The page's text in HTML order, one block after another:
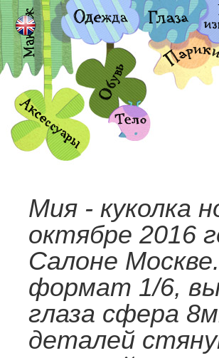
Мия - куколка
октябре 2016
Салоне Москве.
формат 1/6,
глаза сфера
деталей